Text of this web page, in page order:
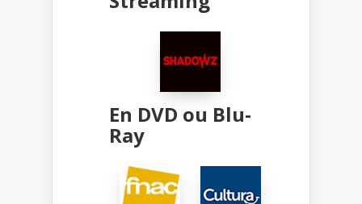
En DVD ou Blu-
Ray